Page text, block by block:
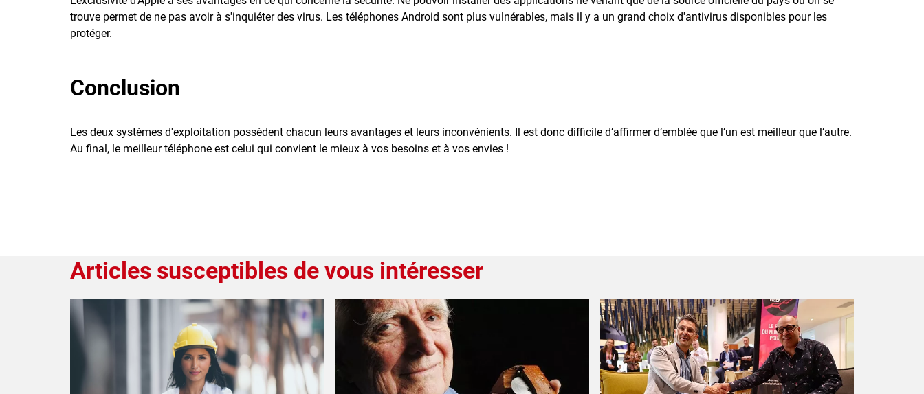
trouve permet de ne pas avoir à s'inquiéter des virus. Les téléphones Android sont plus vulnérables, mais il y a un grand choix d'antivirus disponibles pour les
protéger.
Conclusion
Les deux systèmes d'exploitation possèdent chacun leurs avantages et leurs inconvénients. Il est donc difficile d’affirmer d’emblée que l’un est meilleur que l’autre.
Au final, le meilleur téléphone est celui qui convient le mieux à vos besoins et à vos envies !
Articles susceptibles de vous intéresser